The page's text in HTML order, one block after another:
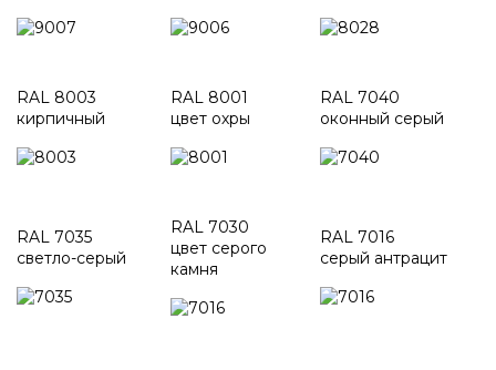
RAL 8003
кирпичный
RAL 8001
цвет охры
RAL 7040
оконный серый
RAL 7035
светло-серый​
RAL 7030
цвет серого
камня
RAL 7016
серый антрацит